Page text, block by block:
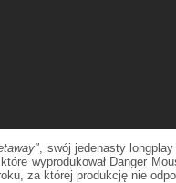
, swój jedenasty
wyprodukował Danger
za której produkcję nie